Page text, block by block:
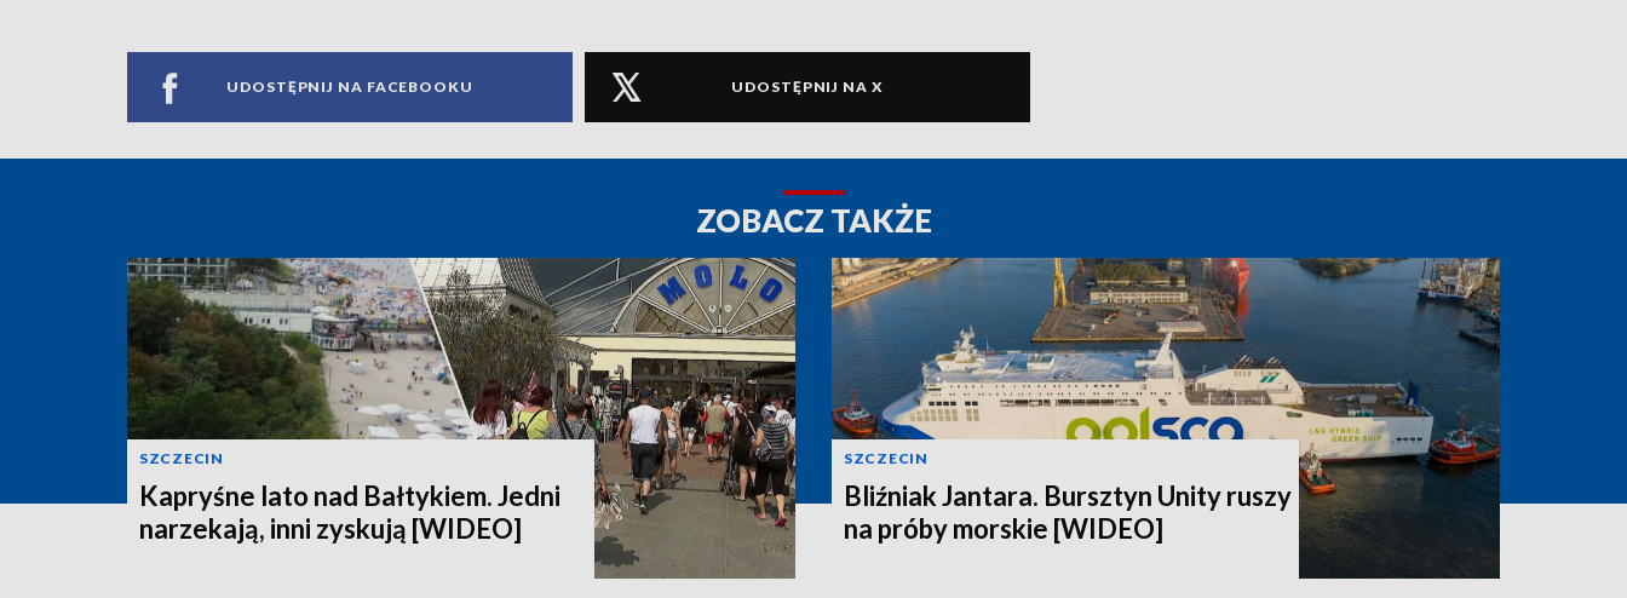
UDOSTĘPNIJ NA FACEBOOKU UDOSTĘPNIJ NA X
ZOBACZ TAKŻE
SZCZECIN
Kapryśne lato nad Bałtykiem. Jedni
narzekają, inni zyskują [WIDEO]
SZCZECIN
Bliźniak Jantara. Bursztyn Unity ruszy
na próby morskie [WIDEO]